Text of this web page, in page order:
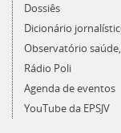
Dossiês
Dicionário
Observatório
Rádio Poli
Agenda de eventos
YouTube da EPSJV